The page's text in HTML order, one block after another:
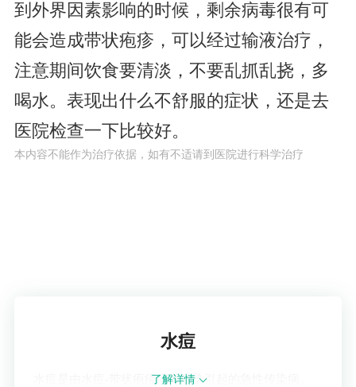
到外界因素影响的时候，剩余病毒很有可
能会造成带状疱疹，可以经过输液治疗，
注意期间饮食要清淡，不要乱抓乱挠，多
喝水。表现出什么不舒服的症状，还是去
医院检查一下比较好。
本内容不能作为治疗依据，如有不适请到医院进行科学治疗
水痘
水痘是由水痘-带状疱疹病毒感染引起的急性传染病。
了解详情